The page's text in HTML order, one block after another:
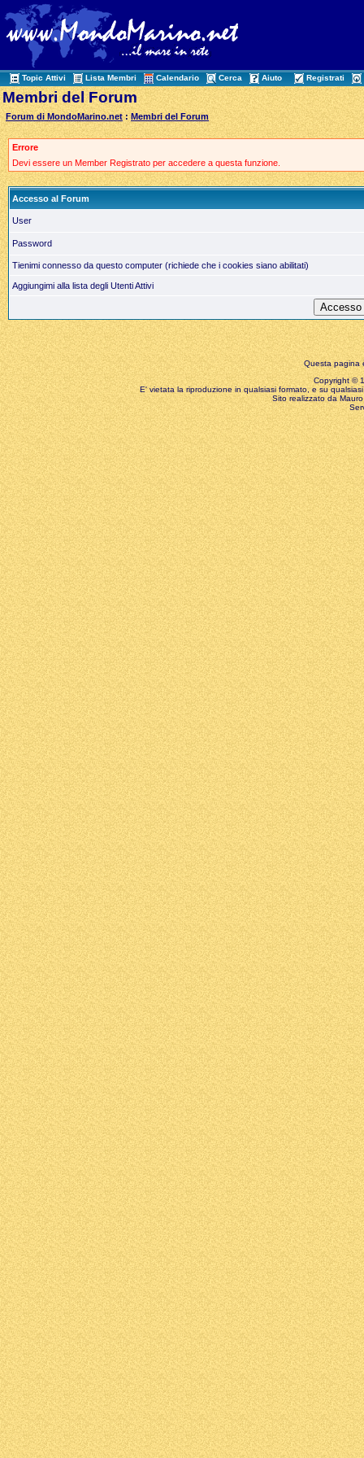
Topic Attivi Lista Membri Calendario Cerca Aiuto Registrati
Membri del Forum
Forum di MondoMarino.net :Membri del Forum
Errore
Devi essere un Member Registrato per accedere a questa funzione.
Accesso al Forum
User
Password
Tienimi connesso da questo computer (richiede che i cookies siano abilitati)
Aggiungimi alla lista degli Utenti Attivi
Questa pagina
Copyright ©
E' vietata la riproduzione in qualsiasi formato, e su
Sito realizzato da